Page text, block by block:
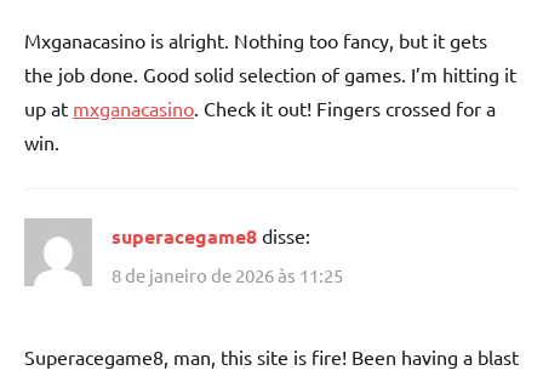
Mxganacasino is alright. Nothing too fancy, but it gets
the job done. Good solid selection of games. I’m hitting it
up at mxganacasino. Check it out! Fingers crossed for a
win.
superacegame8 disse:
8 de janeiro de 2026 às 11:25
Superacegame8, man, this site is fire! Been having a blast